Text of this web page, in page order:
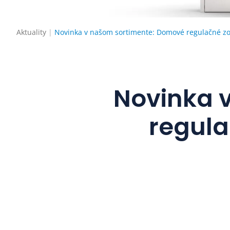
Aktuality Novinka v našom sortimente: Domové regulačné
Novinka